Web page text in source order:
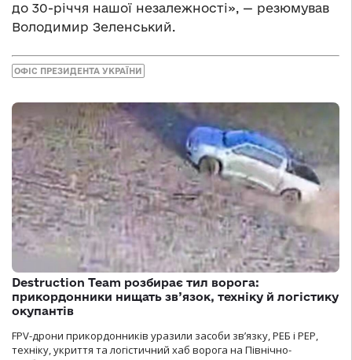
до 30-річчя нашої незалежності», — резюмував
Володимир Зеленський.
ОФІС ПРЕЗИДЕНТА УКРАЇНИ
Destruction Team розбирає тил ворога:
прикордонники нищать зв’язок, техніку й логістику
окупантів
FPV-дрони прикордонників уразили засоби зв’язку, РЕБ і РЕР,
техніку, укриття та логістичний хаб ворога на Північно-